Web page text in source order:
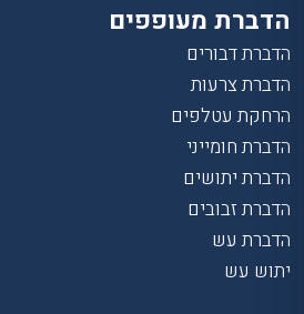
הדברת מעופפים
הדברת דבורים
הדברת צרעות
הרחקת עטלפים
הדברת חומייני
הדברת יתושים
הדברת זבובים
הדברת עש
יתוש עש